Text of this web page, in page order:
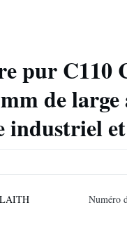
pur C110
de
industriel
Numéro